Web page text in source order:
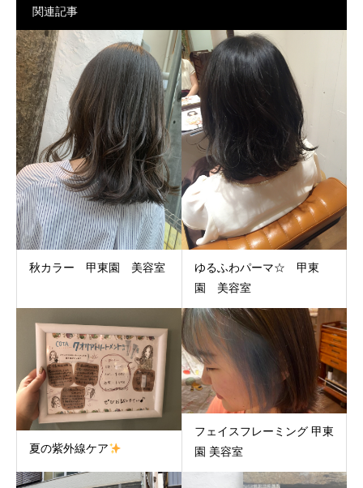
関連記事
秋カラー 甲東園 美容室
ゆるふわパーマ☆ 甲東
園 美容室
夏の紫外線ケア
フェイスフレーミング 甲東
園 美容室